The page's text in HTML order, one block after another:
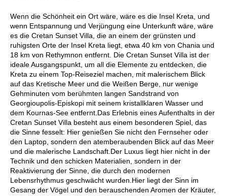
Wenn die Schönheit ein Ort wäre, wäre es die Insel Kreta, und
wenn Entspannung und Verjüngung eine Unterkunft wäre, wäre
es die Cretan Sunset Villa, die an einem der grünsten und
ruhigsten Orte der Insel Kreta liegt, etwa 40 km von Chania und
18 km von Rethymnon entfernt. Die Cretan Sunset Villa ist der
ideale Ausgangspunkt, um all die Elemente zu entdecken, die
Kreta zu einem Top-Reiseziel machen, mit malerischem Blick
auf das Kretische Meer und die Weißen Berge, nur wenige
Gehminuten vom berühmten langen Sandstrand von
Georgioupolis-Episkopi mit seinem kristallklaren Wasser und
dem Kournas-See entfernt.Das Erlebnis eines Aufenthalts in der
Cretan Sunset Villa besteht aus einem besonderen Spiel, das
die Sinne fesselt: Hier genießen Sie nicht den Fernseher oder
den Laptop, sondern den atemberaubenden Blick auf das Meer
und die malerische Landschaft.Der Luxus liegt hier nicht in der
Technik und den schicken Materialien, sondern in der
Reaktivierung der Sinne, die durch den modernen
Lebensrhythmus geschwächt wurden.Hier liegt der Sinn im
Gesang der Vögel und den berauschenden Aromen der Kräuter,